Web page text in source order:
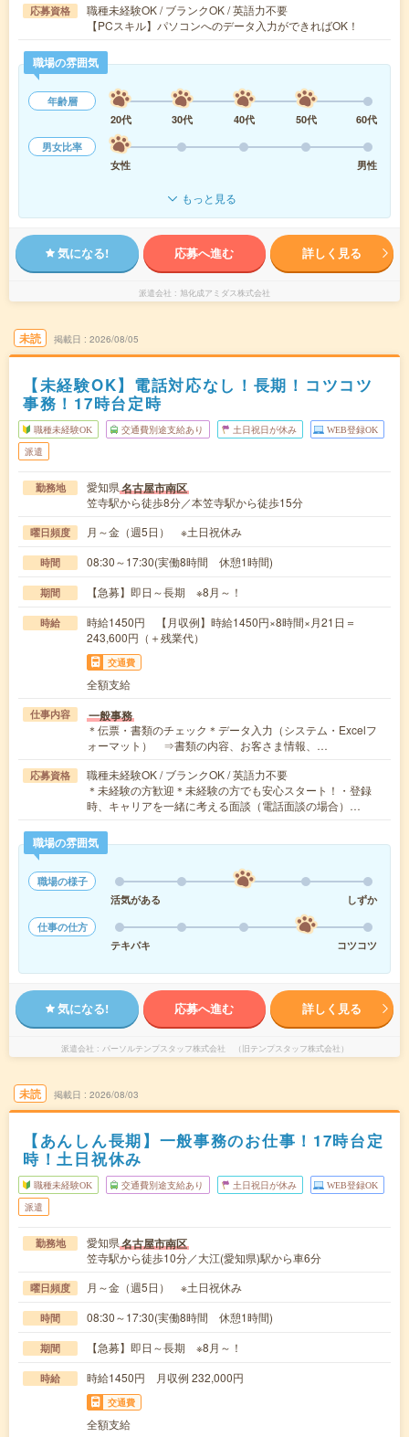
応募資格
職種未経験OK / ブランクOK / 英語力不要
【PCスキル】パソコンへのデータ入力ができればOK！
職場の雰囲気
年齢層
20代
30代 40代 50代
60代
男女比率
女性
男性
もっと見る
気になる! 応募へ進む 詳しく見る
派遣会社 旭化成アミダス株式会社
未読 掲載日 2026/08/05
【未経験OK】電話対応なし！長期！コツコツ
事務！17時台定時
職種未経験OK 交通費別途支給あり 土日祝日が休み WEB登録OK
派遣
勤務地 愛知県名古屋市南区
笠寺駅から徒歩8分／本笠寺駅から徒歩15分
曜日頻度 月～金（週5日） ※土日祝休み
時間 08:30～17:30(実働8時間 休憩1時間)
期間 【急募】即日～長期 ※8月～！
時給
時給1450円 【月収例】時給1450円×8時間×月21日＝
243,600円（＋残業代）
交通費
全額支給
仕事内容 一般事務
＊伝票・書類のチェック＊データ入力（システム・Excelフ
ォーマット） ⇒書類の内容、お客さま情報、…
応募資格
職種未経験OK / ブランクOK / 英語力不要
＊未経験の方歓迎＊未経験の方でも安心スタート！・登録
時、キャリアを一緒に考える面談（電話面談の場合）…
職場の雰囲気
職場の様子
活気がある
しずか
仕事の仕方
テキパキ
コツコツ
気になる! 応募へ進む 詳しく見る
派遣会社 パーソルテンプスタッフ株式会社 （旧テンプスタッフ株式会社）
未読 掲載日 2026/08/03
【あんしん長期】一般事務のお仕事！17時台定
時！土日祝休み
職種未経験OK 交通費別途支給あり 土日祝日が休み WEB登録OK
派遣
勤務地 愛知県名古屋市南区
笠寺駅から徒歩10分／大江(愛知県)駅から車6分
曜日頻度 月～金（週5日） ※土日祝休み
時間 08:30～17:30(実働8時間 休憩1時間)
期間 【急募】即日～長期 ※8月～！
時給 時給1450円 月収例 232,000円
交通費
全額支給